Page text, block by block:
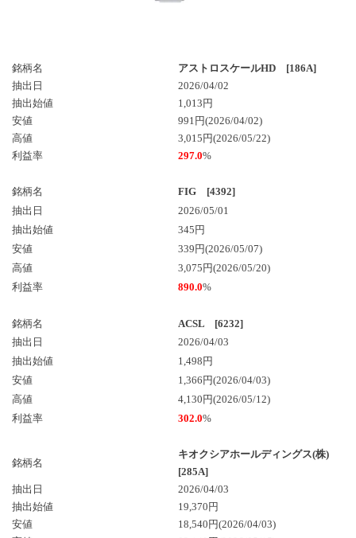
銘柄名
アストロスケールHD [186A]
抽出日
2026/04/02
抽出始値
1,013円
安値
991円(2026/04/02)
高値
3,015円(2026/05/22)
利益率
297.0%
銘柄名
FIG [4392]
抽出日
2026/05/01
抽出始値
345円
安値
339円(2026/05/07)
高値
3,075円(2026/05/20)
利益率
890.0%
銘柄名
ACSL [6232]
抽出日
2026/04/03
抽出始値
1,498円
安値
1,366円(2026/04/03)
高値
4,130円(2026/05/12)
利益率
302.0%
銘柄名
キオクシアホールディングス(株)
[285A]
抽出日
2026/04/03
抽出始値
19,370円
安値
18,540円(2026/04/03)